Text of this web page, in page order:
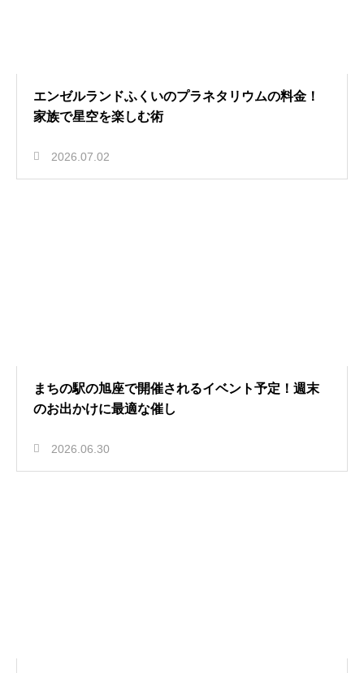
エンゼルランドふくいのプラネタリウムの料金！
家族で星空を楽しむ術
2026.07.02
まちの駅の旭座で開催されるイベント予定！週末
のお出かけに最適な催し
2026.06.30